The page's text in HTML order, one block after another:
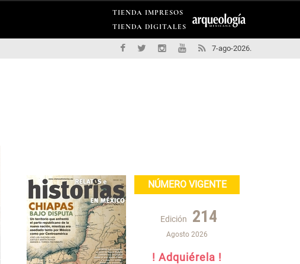
TIENDA IMPRESOS
TIENDA DIGITALES
7-ago-2026.
NÚMERO VIGENTE
Edición 214
Agosto 2026
! Adquiérela !